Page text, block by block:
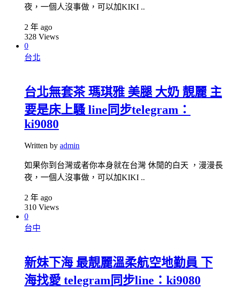
夜，一個人沒事做，可以加KIKI ..
2 年 ago
328 Views
0
台北
台北無套茶 瑪琪雅 美腿 大奶 靚麗 主
要是床上騷 line同步telegram：
ki9080
Written by admin
如果你到台灣或者你本身就在台灣 休閒的白天 ，漫漫長
夜，一個人沒事做，可以加KIKI ..
2 年 ago
310 Views
0
台中
新妹下海 最靚麗溫柔航空地勤員 下
海找愛 telegram同步line：ki9080